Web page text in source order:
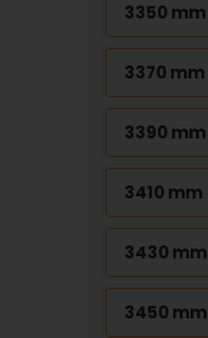
3350 mm
3370 mm
3390 mm
3410 mm
3430 mm
3450 mm